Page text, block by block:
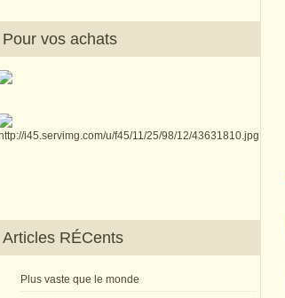
Pour vos achats
Articles RÉCents
Plus vaste que le monde